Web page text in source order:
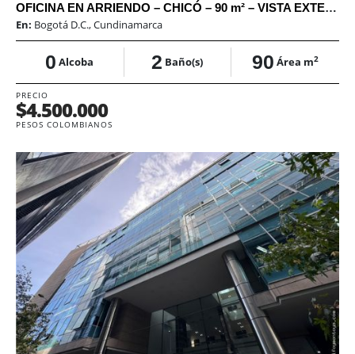
OFICINA EN ARRIENDO – CHICÓ – 90 m² – VISTA EXTERIOR
En: Bogotá D.C., Cundinamarca
0 Alcoba 2 Baño(s) 90 Área m2
PRECIO
$4.500.000
PESOS COLOMBIANOS